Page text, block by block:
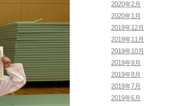
2020年2月
2020年1月
2019年12月
2019年11月
2019年10月
2019年9月
2019年8月
2019年7月
2019年6月